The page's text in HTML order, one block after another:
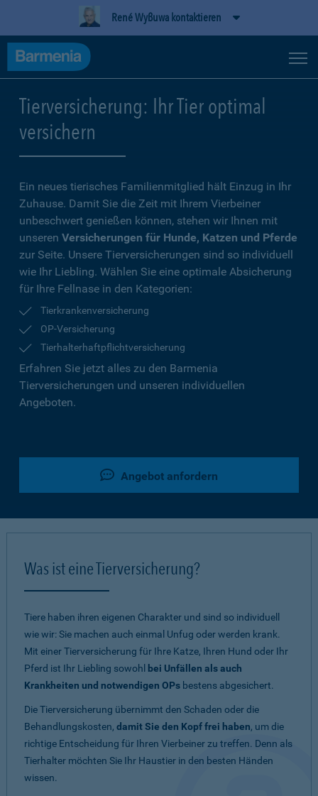
René Wyßuwa kontaktieren
Tierversicherung: Ihr Tier optimal
versichern
Ein neues tierisches Familienmitglied hält Einzug in Ihr
Zuhause. Damit Sie die Zeit mit Ihrem Vierbeiner
unbeschwert genießen können, stehen wir Ihnen mit
unseren Versicherungen für Hunde, Katzen und Pferde
zur Seite. Unsere Tierversicherungen sind so individuell
wie Ihr Liebling. Wählen Sie eine optimale Absicherung
für Ihre Fellnase in den Kategorien:
Tierkrankenversicherung
OP-Versicherung
Tierhalterhaftpflichtversicherung
Erfahren Sie jetzt alles zu den Barmenia
Tierversicherungen und unseren individuellen
Angeboten.
Angebot anfordern
Was ist eine Tierversicherung?
Tiere haben ihren eigenen Charakter und sind so individuell
wie wir: Sie machen auch einmal Unfug oder werden krank.
Mit einer Tierversicherung für Ihre Katze, Ihren Hund oder Ihr
Pferd ist Ihr Liebling sowohl
bei Unfällen als auch
Krankheiten und notwendigen OPs bestens abgesichert.
Die Tierversicherung übernimmt den Schaden oder die
Behandlungskosten, damit Sie den Kopf frei haben, um die
richtige Entscheidung für Ihren Vierbeiner zu treffen. Denn als
Tierhalter möchten Sie Ihr Haustier in den besten Händen
wissen.